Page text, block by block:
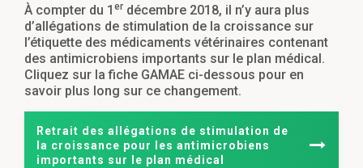
À compter du 1 er décembre 2018, il n’y aura plus
d’allégations de stimulation de la croissance sur
l’étiquette des médicaments vétérinaires contenant
des antimicrobiens importants sur le plan médical.
Cliquez sur la fiche GAMAE ci-dessous pour en
savoir plus long sur ce changement.
Retrait des allégations de stimulation de
la croissance pour les antimicrobiens
importants sur le plan médical